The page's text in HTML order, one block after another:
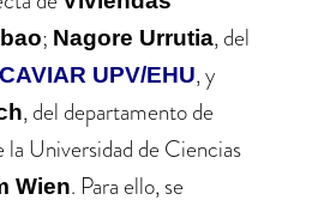
; Nagore Urrutia, del
CAVIAR UPV/EHU, y
, del departamento de
la Universidad de Ciencias
Wien. Para ello, se